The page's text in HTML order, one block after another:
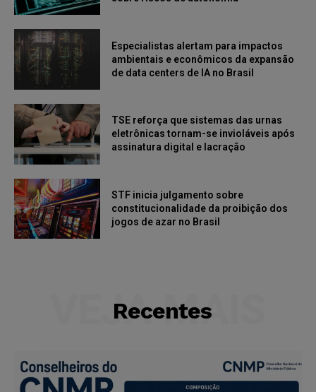
Especialistas alertam para impactos
ambientais e econômicos da expansão
de data centers de IA no Brasil
TSE reforça que sistemas das urnas
eletrônicas tornam-se invioláveis após
assinatura digital e lacração
STF inicia julgamento sobre
constitucionalidade da proibição dos
jogos de azar no Brasil
Recentes
VEJA MAIS